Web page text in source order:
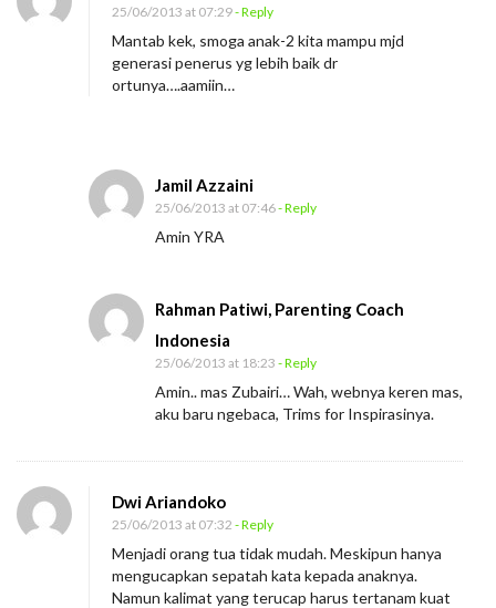
25/06/2013 at 07:29- Reply
Mantab kek, smoga anak-2 kita mampu mjd
generasi penerus yg lebih baik dr
ortunya….aamiin…
Jamil Azzaini
25/06/2013 at 07:46- Reply
Amin YRA
Rahman Patiwi, Parenting Coach
Indonesia
25/06/2013 at 18:23 - Reply
Amin.. mas Zubairi… Wah, webnya keren mas,
aku baru ngebaca, Trims for Inspirasinya.
Dwi Ariandoko
25/06/2013 at 07:32 - Reply
Menjadi orang tua tidak mudah. Meskipun hanya
mengucapkan sepatah kata kepada anaknya.
Namun kalimat yang terucap harus tertanam kuat